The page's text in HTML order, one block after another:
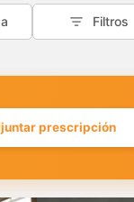
Filtros
prescripción